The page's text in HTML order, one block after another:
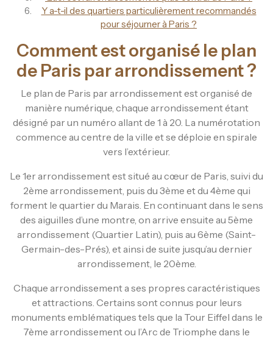
Y a-t-il des quartiers particulièrement recommandés
pour séjourner à Paris ?
Comment est organisé le plan
de Paris par arrondissement ?
Le plan de Paris par arrondissement est organisé de
manière numérique, chaque arrondissement étant
désigné par un numéro allant de 1 à 20. La numérotation
commence au centre de la ville et se déploie en spirale
vers l’extérieur.
Le 1er arrondissement est situé au cœur de Paris, suivi du
2ème arrondissement, puis du 3ème et du 4ème qui
forment le quartier du Marais. En continuant dans le sens
des aiguilles d’une montre, on arrive ensuite au 5ème
arrondissement (Quartier Latin), puis au 6ème (Saint-
Germain-des-Prés), et ainsi de suite jusqu’au dernier
arrondissement, le 20ème.
Chaque arrondissement a ses propres caractéristiques
et attractions. Certains sont connus pour leurs
monuments emblématiques tels que la Tour Eiffel dans le
7ème arrondissement ou l’Arc de Triomphe dans le